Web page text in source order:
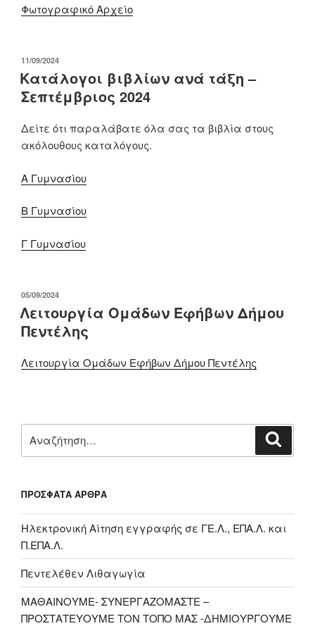
Φωτογραφικό Αρχείο
ΔΗΜΟΣΙΕΎΤΗΚΕ
ΣΤΙΣ
11/09/2024
Κατάλογοι βιβλίων ανά τάξη –
Σεπτέμβριος 2024
Δείτε ότι παραλάβατε όλα σας τα βιβλία στους
ακόλουθους καταλόγους.
Α Γυμνασίου
Β Γυμνασίου
Γ Γυμνασίου
ΔΗΜΟΣΙΕΎΤΗΚΕ
ΣΤΙΣ
05/09/2024
Λειτουργία Ομάδων Εφήβων Δήμου
Πεντέλης
Λειτουργία Ομάδων Εφήβων Δήμου Πεντέλης
για:
ΠΡΌΣΦΑΤΑ ΆΡΘΡΑ
Ηλεκτρονική Αίτηση εγγραφής σε ΓΕ.Λ., ΕΠΑ.Λ. και
Π.ΕΠΑ.Λ.
Πεντελέθεν Λιθαγωγία
ΜΑΘΑΙΝΟΥΜΕ- ΣΥΝΕΡΓΑΖΟΜΑΣΤΕ –
ΠΡΟΣΤΑΤΕΥΟΥΜΕ ΤΟΝ ΤΟΠΟ ΜΑΣ -ΔΗΜΙΟΥΡΓΟΥΜΕ